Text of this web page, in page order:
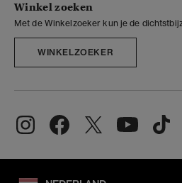
Winkel zoeken
Met de Winkelzoeker kun je de
WINKELZOEKER